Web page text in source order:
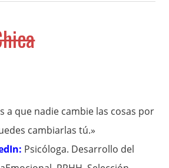
a que nadie cambie las cosas por
cambiarlas tú.»
Psicóloga. Desarrollo del